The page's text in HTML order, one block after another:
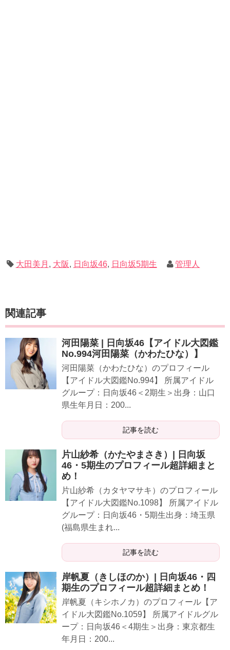
大田美月 , 大阪, 日向坂46, 日向坂5期生 管理人
関連記事
河田陽菜 | 日向坂46【アイドル大図鑑
No.994河田陽菜（かわたひな）】
河田陽菜（かわたひな）のプロフィール
【アイドル大図鑑No.994】 所属アイドル
グループ：日向坂46＜2期生＞出身：山口
県生年月日：200...
記事を読む
片山紗希（かたやまさき）| 日向坂
46・5期生のプロフィール超詳細まと
め！
片山紗希（カタヤマサキ）のプロフィール
【アイドル大図鑑No.1098】 所属アイドル
グループ：日向坂46・5期生出身：埼玉県
(福島県生まれ...
記事を読む
岸帆夏（きしほのか）| 日向坂46・四
期生のプロフィール超詳細まとめ！
岸帆夏（キシホノカ）のプロフィール【ア
イドル大図鑑No.1059】 所属アイドルグル
ープ：日向坂46＜4期生＞出身：東京都生
年月日：200...